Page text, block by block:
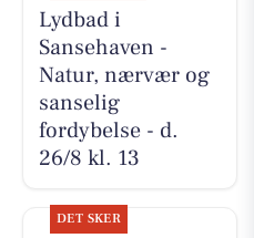
Lydbad i
Sansehaven -
Natur, nærvær og
sanselig
fordybelse - d.
26/8 kl. 13
DET SKER